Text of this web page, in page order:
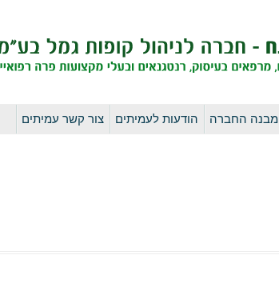
לדלג
מבנה החברה הודעות לעמיתים צור קשר עמיתים